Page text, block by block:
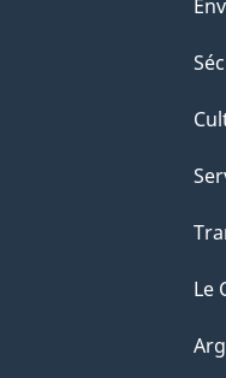
Le